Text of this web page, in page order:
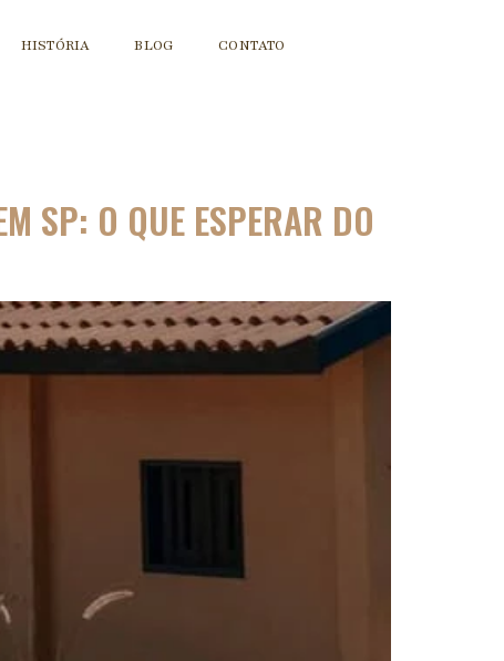
HISTÓRIA BLOG CONTATO
SP: O QUE ESPERAR DO